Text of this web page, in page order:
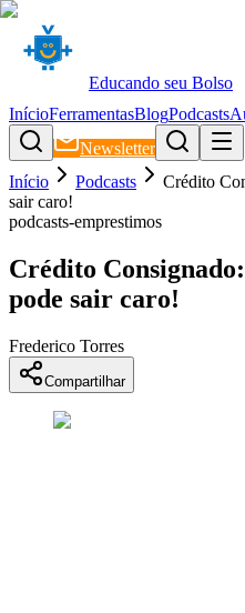
Educando seu Bolso
InícioFerramentasBlogPodcasts
Newsletter
Início
Podcasts
Crédito
sair caro!
podcasts-emprestimos
Crédito
pode sair caro!
Frederico Torres
Compartilhar